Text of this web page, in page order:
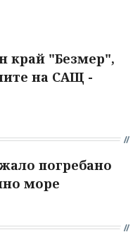
край "Безмер",
на САЩ -
погребано
море